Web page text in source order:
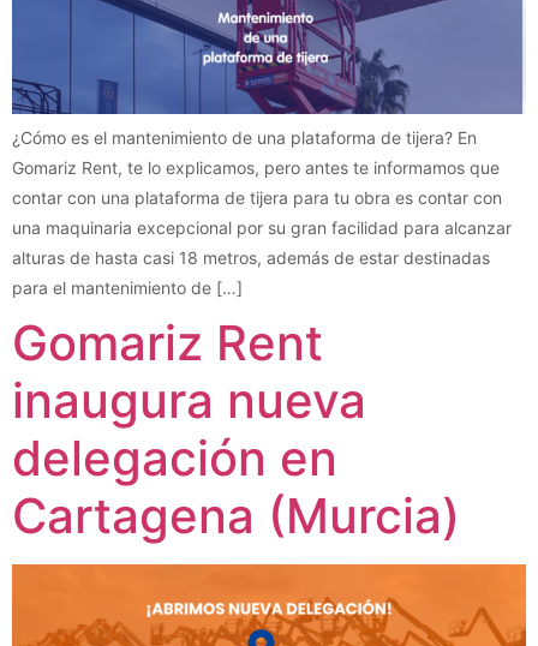
¿Cómo es el mantenimiento de una plataforma de tijera? En
Gomariz Rent, te lo explicamos, pero antes te informamos que
contar con una plataforma de tijera para tu obra es contar con
una maquinaria excepcional por su gran facilidad para alcanzar
alturas de hasta casi 18 metros, además de estar destinadas
para el mantenimiento de […]
Gomariz Rent
inaugura nueva
delegación en
Cartagena (Murcia)